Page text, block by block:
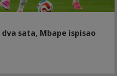
sata, Mbape ispisao